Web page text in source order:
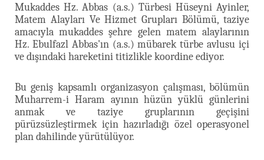
Mukaddes Hz. Abbas (a.s.) Türbesi Hüseyni Ayinler,
Matem Alayları Ve Hizmet Grupları Bölümü, taziye
amacıyla mukaddes şehre gelen matem alaylarının
Hz. Ebulfazl Abbas'ın (a.s.) mübarek türbe avlusu içi
ve dışındaki hareketini titizlikle koordine ediyor.
Bu geniş kapsamlı organizasyon çalışması, bölümün
Muharrem-i Haram ayının hüzün yüklü günlerini
anmak ve taziye gruplarının geçişini
pürüzsüzleştirmek için hazırladığı özel operasyonel
plan dahilinde yürütülüyor.